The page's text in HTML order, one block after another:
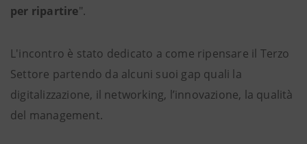
per ripartire".
L'incontro è stato dedicato a come ripensare il Terzo
Settore partendo da alcuni suoi gap quali la
digitalizzazione, il networking, l’innovazione, la qualità
del management.